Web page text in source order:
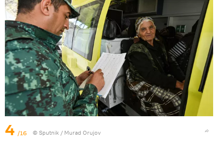
4 /16 © Sputnik / Murad Orujov